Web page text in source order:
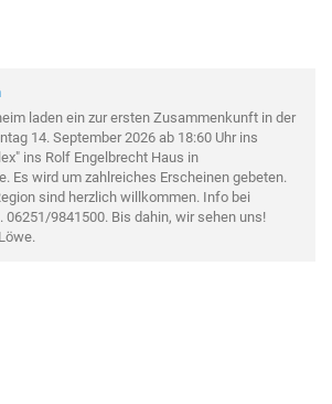
laden ein zur ersten Zusammenkunft in der
14. September 2026 ab 18:60 Uhr ins
ins Rolf Engelbrecht Haus in
Es wird um zahlreiches Erscheinen gebeten.
sind herzlich willkommen. Info bei
06251/9841500. Bis dahin, wir sehen uns!